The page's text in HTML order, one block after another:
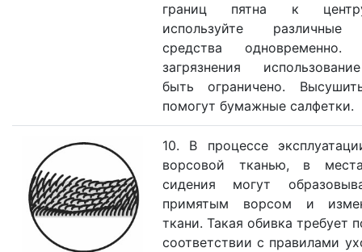
границ пятна к
используйте различные
средства
загрязнения
быть ограничено.
помогут бумажные салфетки.
10. В процессе
ворсовой тканью, в
сидения могут
примятым ворсом и
ткани. Такая обивка требует
соответствии с правилами